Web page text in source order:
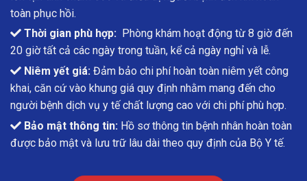
toàn phục hồi.
Thời gian phù hợp: Phòng khám hoạt động từ 8 giờ đến
20 giờ tất cả các ngày trong tuần, kể cả ngày nghỉ và lễ.
Niêm yết giá: Đảm bảo chi phí hoàn toàn niêm yết công
khai, căn cứ vào khung giá quy định nhằm mang đến cho
người bệnh dịch vụ y tế chất lượng cao với chi phí phù hợp.
Bảo mật thông tin: Hồ sơ thông tin bệnh nhân hoàn toàn
được bảo mật và lưu trữ lâu dài theo quy định của Bộ Y tế.